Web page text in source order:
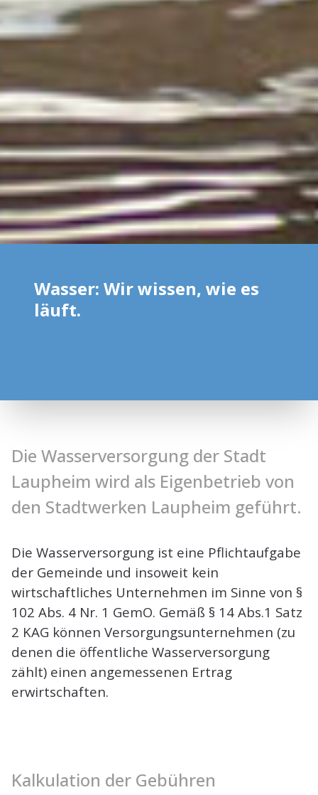
Wasser: Wir wissen, wie es
läuft.
Die Wasserversorgung der Stadt
Laupheim wird als Eigenbetrieb von
den Stadtwerken Laupheim geführt.
Die Wasserversorgung ist eine Pflichtaufgabe
der Gemeinde und insoweit kein
wirtschaftliches Unternehmen im Sinne von §
102 Abs. 4 Nr. 1 GemO. Gemäß § 14 Abs.1 Satz
2 KAG können Versorgungsunternehmen (zu
denen die öffentliche Wasserversorgung
zählt) einen angemessenen Ertrag
erwirtschaften.
Kalkulation der Gebühren